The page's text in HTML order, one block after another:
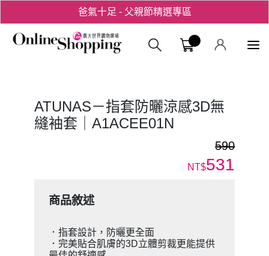
爸氣十足 - 父親節精選專區
用心愛你！七夕星選禮遇！義大購物
ATUNAS－指套防曬涼感3D無
縫袖套｜A1ACEE01N
590
NT$531
商品敘述
．指套設計，防曬更全面
．完美貼合肌膚的3D立體剪裁更能提供